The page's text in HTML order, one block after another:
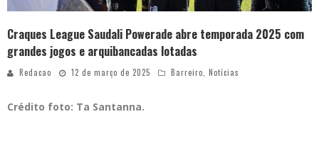
Craques League Saudali Powerade abre temporada 2025 com
grandes jogos e arquibancadas lotadas
Redacao 12 de março de 2025 Barreiro, Notícias
Crédito foto: Ta Santanna.